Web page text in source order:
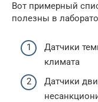
Вот примерный
полезны в
Датчики
климата
Датчики